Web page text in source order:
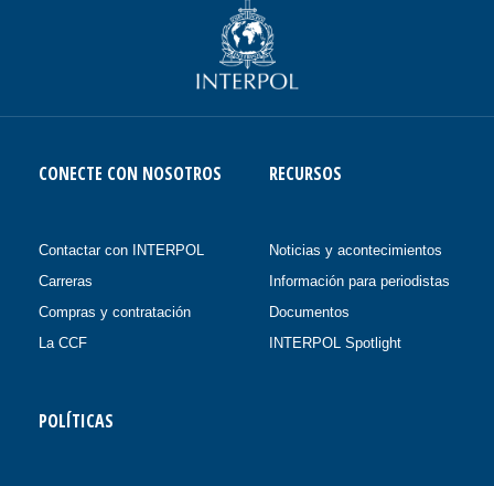
CONECTE CON NOSOTROS
Contactar con INTERPOL
Carreras
Compras y contratación
La CCF
RECURSOS
Noticias y acontecimientos
Información para periodistas
Documentos
INTERPOL Spotlight
POLÍTICAS